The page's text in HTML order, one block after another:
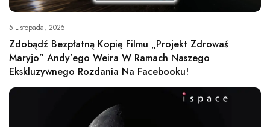
5 Listopada, 2025
Zdobądź Bezpłatną Kopię Filmu „Projekt Zdrowaś
Maryjo” Andy’ego Weira W Ramach Naszego
Ekskluzywnego Rozdania Na Facebooku!